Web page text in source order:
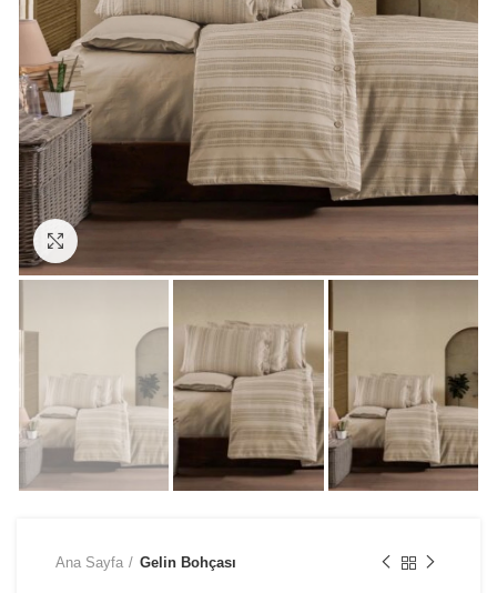
Ana Sayfa Gelin Bohçası